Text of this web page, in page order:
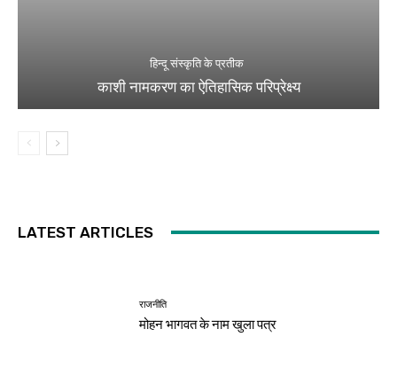
हिन्दू संस्कृति के प्रतीक
काशी नामकरण का ऐतिहासिक परिप्रेक्ष्य
LATEST ARTICLES
राजनीति
मोहन भागवत के नाम खुला पत्र